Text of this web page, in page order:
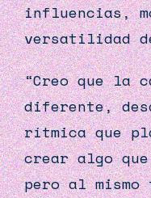
influencias,
versatilidad
“Creo que la
diferente,
rítmica que
crear algo
pero al mismo